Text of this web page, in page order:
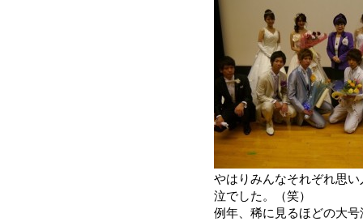
やはりみんなそれぞれ思
泣でした。（笑）
例年、稀に見るほどの大